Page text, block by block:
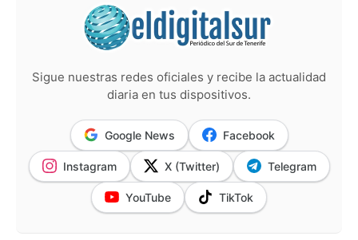
Sigue nuestras redes oficiales y recibe la actualidad
diaria en tus dispositivos.
Google News Facebook
Instagram X (Twitter) Telegram
YouTube TikTok